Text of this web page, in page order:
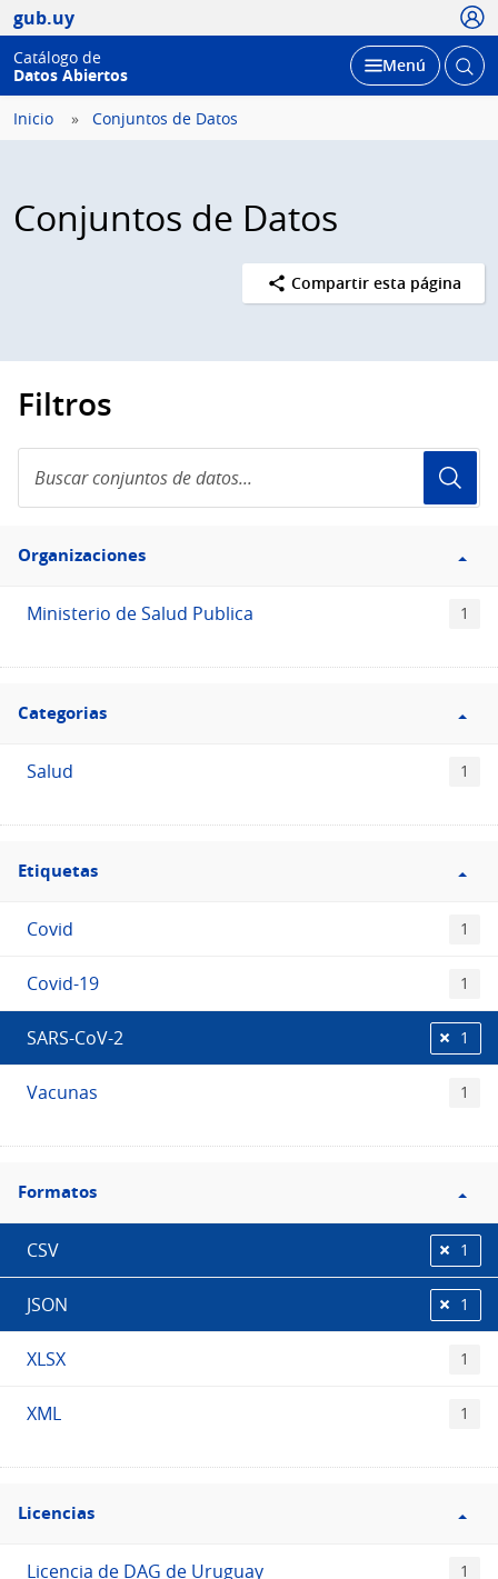
gub.uy
Catálogo de
Datos Abiertos
Desplegar
Menú Abrir
Inicio Conjuntos de Datos
Conjuntos de Datos
Compartir esta página
Filtros
conjuntos
de
Filtro
Organizaciones
Organizaciones
Ministerio de Salud Publica 1
Filtro
Categorias
Categorias
Salud 1
Filtro
Etiquetas
Etiquetas
Covid 1
Covid-19 1
SARS-CoV-2 1
Vacunas 1
Filtro
Formatos
Formatos
CSV 1
JSON 1
XLSX 1
XML 1
Filtro
Licencias
Licencias
Licencia de DAG de Uruguay 1